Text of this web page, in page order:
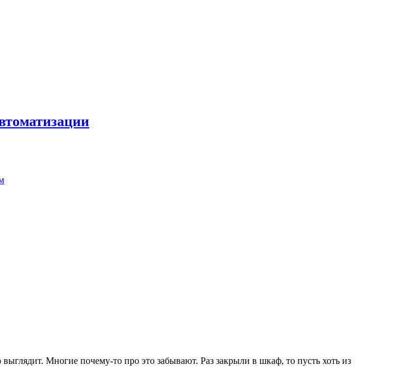
Многие почему-то про это забывают. Раз закрыли в шкаф, то пусть хоть из